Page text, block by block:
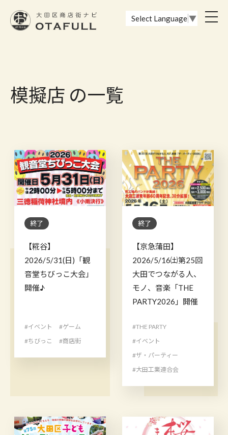
Select Language ▼
模擬店 の一覧
終了
【糀谷】
2026/5/31(日)「観
音堂ちびっこ大会」
開催♪
#イベント
#ゲーム
#ちびっこ
#商店街
終了
【京急蒲田】
2026/5/16㈯第25回
大田でつながる人、
モノ、音楽「THE
PARTY2026」開催
#THE PARTY
#イベント
#ザ・パーティー
#大田工業連合会